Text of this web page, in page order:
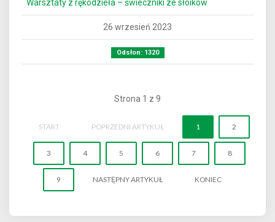
Warsztaty z rękodzieła – świeczniki ze słoików
26 wrzesień 2023
Odsłon: 1320
Strona 1 z 9
START POPRZEDNI ARTYKUŁ 1 2
3 4 5 6 7 8
9 NASTĘPNY ARTYKUŁ KONIEC